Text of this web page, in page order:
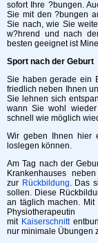
sofort Ihre ?bungen.
Sie mit den ?bungen
Sie nach, wie Sie
w?hrend und nach
besten geeignet ist
Sport nach der Geburt
Sie haben gerade ein
friedlich neben Ihnen
Sie lehnen sich
wann Sie wohl
schnell wie möglich
Wir geben Ihnen hier
loslegen können.
Am Tag nach der
Krankenhauses
zur Rückbildung . Das
sollen. Diese
an täglich machen.
mit Kaiserschnitt
nur minimale Übungen